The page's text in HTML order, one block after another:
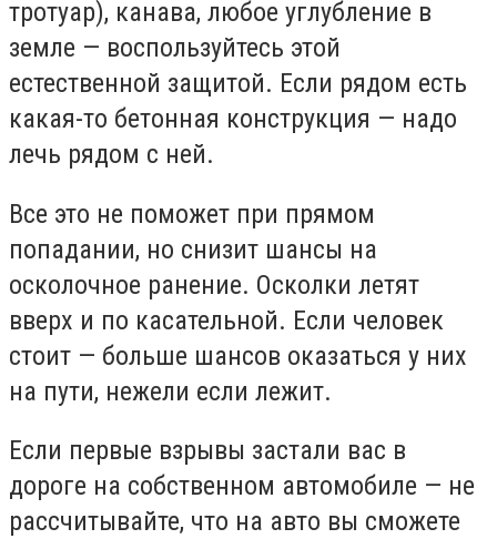
тротуар), канава, любое углубление в
земле — воспользуйтесь этой
естественной защитой. Если рядом есть
какая-то бетонная конструкция — надо
лечь рядом с ней.
Все это не поможет при прямом
попадании, но снизит шансы на
осколочное ранение. Осколки летят
вверх и по касательной. Если человек
стоит — больше шансов оказаться у них
на пути, нежели если лежит.
Если первые взрывы застали вас в
дороге на собственном автомобиле — не
рассчитывайте, что на авто вы сможете